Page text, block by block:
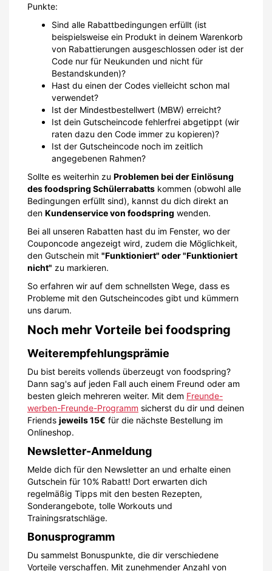
Punkte:
Sind alle Rabattbedingungen erfüllt (ist
beispielsweise ein Produkt in deinem Warenkorb
von Rabattierungen ausgeschlossen oder ist der
Code nur für Neukunden und nicht für
Bestandskunden)?
Hast du einen der Codes vielleicht schon mal
verwendet?
Ist der Mindestbestellwert (MBW) erreicht?
Ist dein Gutscheincode fehlerfrei abgetippt (wir
raten dazu den Code immer zu kopieren)?
Ist der Gutscheincode noch im zeitlich
angegebenen Rahmen?
Sollte es weiterhin zu Problemen bei der Einlösung
des foodspring Schülerrabatts kommen (obwohl alle
Bedingungen erfüllt sind), kannst du dich direkt an
den Kundenservice von foodspring wenden.
Bei all unseren Rabatten hast du im Fenster, wo der
Couponcode angezeigt wird, zudem die Möglichkeit,
den Gutschein mit "Funktioniert" oder "Funktioniert
nicht" zu markieren.
So erfahren wir auf dem schnellsten Wege, dass es
Probleme mit den Gutscheincodes gibt und kümmern
uns darum.
Noch mehr Vorteile bei foodspring
Weiterempfehlungsprämie
Du bist bereits vollends überzeugt von foodspring?
Dann sag's auf jeden Fall auch einem Freund oder am
besten gleich mehreren weiter. Mit dem Freunde-
werben-Freunde-Programm sicherst du dir und deinen
Friends jeweils 15€ für die nächste Bestellung im
Onlineshop.
Newsletter-Anmeldung
Melde dich für den Newsletter an und erhalte einen
Gutschein für 10% Rabatt! Dort erwarten dich
regelmäßig Tipps mit den besten Rezepten,
Sonderangebote, tolle Workouts und
Trainingsratschläge.
Bonusprogramm
Du sammelst Bonuspunkte, die dir verschiedene
Vorteile verschaffen. Mit zunehmender Anzahl von